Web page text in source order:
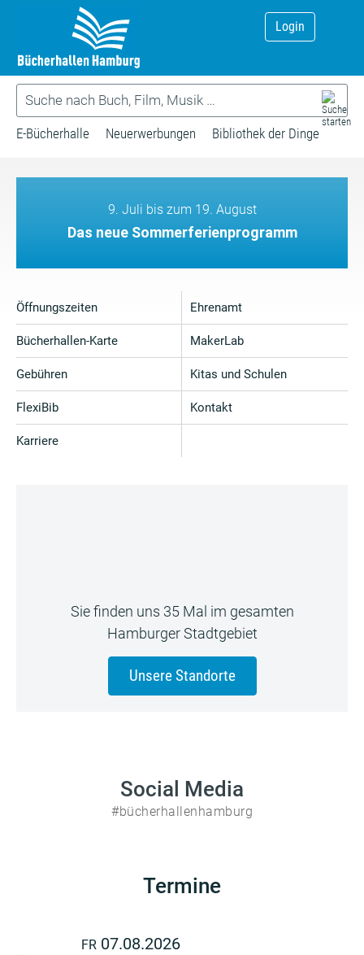
Login
E-Bücherhalle Neuerwerbungen Bibliothek der Dinge
9. Juli bis zum 19. August
Das neue Sommerferienprogramm
Öffnungszeiten
Bücherhallen-Karte
Gebühren
FlexiBib
Karriere
Ehrenamt
MakerLab
Kitas und Schulen
Kontakt
Sie finden uns 35 Mal im gesamten
Hamburger Stadtgebiet
Unsere Standorte
Social Media
#bücherhallenhamburg
Termine
FR 07.08.2026